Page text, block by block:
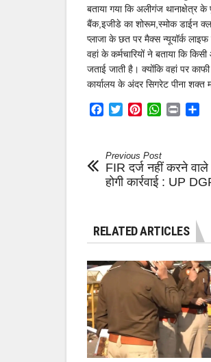
गाड़ियां
से
पूर्व
खुद
पाया
आग
पर
बताया गया कि अलीगंज थानाक्षेत्र के
बैंक,इजीडे का शोरूम,स्मोक डाईन
प्लाजा के छत पर मैक्स न्यूयॉर्क लाइफ
वहां के कर्मचारियों ने बताया कि
जताई जाती है। क्योंकि वहां पर काफी
कार्यालय के अंदर सिगरेट पीना शक्त
Facebook
TwitterPinterestWhatsApp
Print
Previous Post
FIR दर्ज नहीं करने वाले
होगी कार्रवाई : UP
RELATED ARTICLES